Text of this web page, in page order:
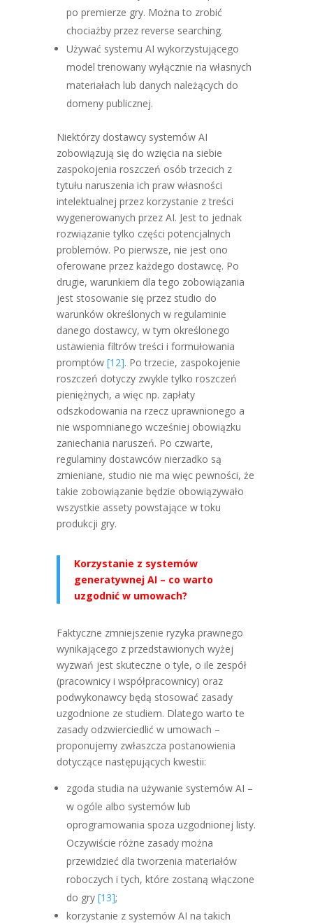
po premierze gry. Można to zrobić
chociażby przez reverse searching.
Używać systemu AI wykorzystującego
model trenowany wyłącznie na własnych
materiałach lub danych należących do
domeny publicznej.
Niektórzy dostawcy systemów AI
zobowiązują się do wzięcia na siebie
zaspokojenia roszczeń osób trzecich z
tytułu naruszenia ich praw własności
intelektualnej przez korzystanie z treści
wygenerowanych przez AI. Jest to jednak
rozwiązanie tylko części potencjalnych
problemów. Po pierwsze, nie jest ono
oferowane przez każdego dostawcę. Po
drugie, warunkiem dla tego zobowiązania
jest stosowanie się przez studio do
warunków określonych w regulaminie
danego dostawcy, w tym określonego
ustawienia filtrów treści i formułowania
promptów [12]. Po trzecie, zaspokojenie
roszczeń dotyczy zwykle tylko roszczeń
pieniężnych, a więc np. zapłaty
odszkodowania na rzecz uprawnionego a
nie wspomnianego wcześniej obowiązku
zaniechania naruszeń. Po czwarte,
regulaminy dostawców nierzadko są
zmieniane, studio nie ma więc pewności, że
takie zobowiązanie będzie obowiązywało
wszystkie assety powstające w toku
produkcji gry.
Korzystanie z systemów
generatywnej AI – co warto
uzgodnić w umowach?
Faktyczne zmniejszenie ryzyka prawnego
wynikającego z przedstawionych wyżej
wyzwań jest skuteczne o tyle, o ile zespół
(pracownicy i współpracownicy) oraz
podwykonawcy będą stosować zasady
uzgodnione ze studiem. Dlatego warto te
zasady odzwierciedlić w umowach –
proponujemy zwłaszcza postanowienia
dotyczące następujących kwestii:
zgoda studia na używanie systemów AI –
w ogóle albo systemów lub
oprogramowania spoza uzgodnionej listy.
Oczywiście różne zasady można
przewidzieć dla tworzenia materiałów
roboczych i tych, które zostaną włączone
do gry [13];
korzystanie z systemów AI na takich